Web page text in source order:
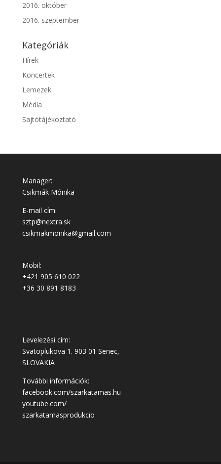
2016. október
2016. szeptember
Kategóriák
Hírek
Koncertek
Lemezek
Média
Sajtótájékoztató
Manager:
Csikmák Mónika
E-mail cím:
sztp@nextra.sk
csikmakmonika@gmail.com
Mobil:
+421 905 610 022
+36 30 891 8183
Levelezési cím:
Svätoplukova 1. 903 01 Senec,
SLOVAKIA
További információk:
facebook.com/szarkatamas.hu
youtube.com/
szarkatamasprodukcio